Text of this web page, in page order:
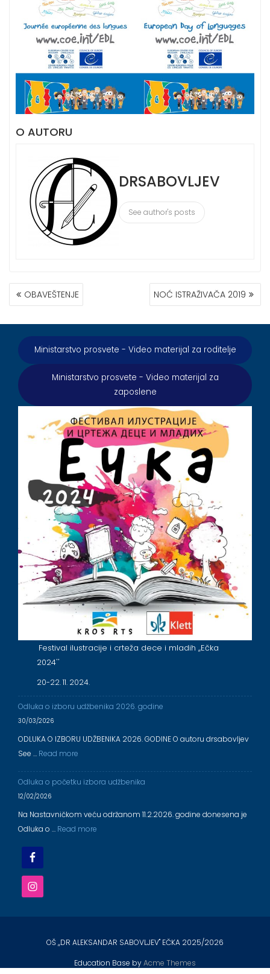
O AUTORU
DRSABOVLJEV
See author's posts
КРЕТАЊЕ
ЧЛАНКА
OBAVEŠTENJE NOĆ ISTRAŽIVAČA 2019
Ministarstvo prosvete - Video materijal za roditelje
Ministarstvo prosvete - Video materijal za
zaposlene
Festival ilustracije i crteža dece i mladih ,,Ečka
2024''
20-22. 11. 2024.
Odluka o izboru udžbenika 2026. godine
30/03/2026
ODLUKA O IZBORU UDŽBENIKA 2026. GODINE O autoru drsabovljev
See … Read more
Odluka o početku izbora udžbenika
12/02/2026
Na Nastavničkom veću održanom 11.2.2026. godine donesena je
Odluka o … Read more
OŠ ,,DR ALEKSANDAR SABOVLJEV'' EČKA 2025/2026
Education Base byAcme Themes